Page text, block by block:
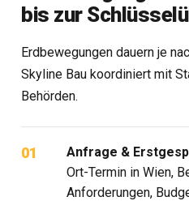
bis zur
Erdbewegungen dauern je
Skyline Bau koordiniert mit
Behörden.
Anfrage &
Ort-Termin in Wien,
Anforderungen,